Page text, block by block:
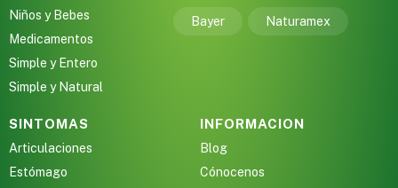
Niños y Bebes
Medicamentos
Simple y Entero
Simple y Natural
Bayer Naturamex
SINTOMAS
Articulaciones
Estómago
INFORMACION
Blog
Cónocenos